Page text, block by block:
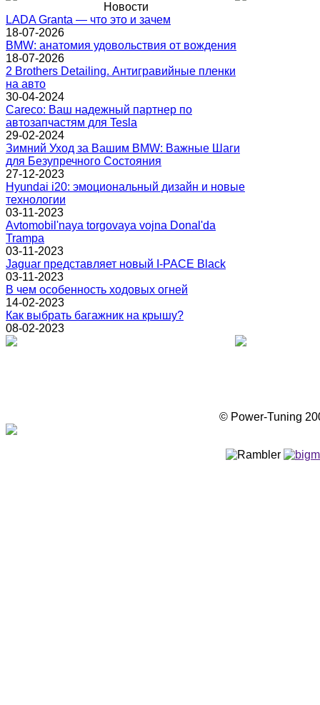
Новости
LADA Granta — что это и зачем
18-07-2026
BMW: анатомия удовольствия от вождения
18-07-2026
2 Brothers Detailing. Антигравийные пленки
на авто
30-04-2024
Careco: Ваш надежный партнер по
автозапчастям для Tesla
29-02-2024
Зимний Уход за Вашим BMW: Важные Шаги
для Безупречного Состояния
27-12-2023
Hyundai i20: эмоциональный дизайн и новые
технологии
03-11-2023
Avtomobil'naya torgovaya vojna Donal'da
Trampa
03-11-2023
Jaguar представляет новый I-PACE Black
03-11-2023
В чем особенность ходовых огней
14-02-2023
Как выбрать багажник на крышу?
08-02-2023
© Power-Tuning